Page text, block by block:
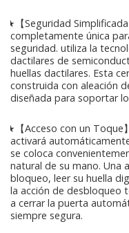
★【Seguridad
completamente única
seguridad. utiliza la
dactilares de
huellas dactilares. Esta
construida con aleación
diseñada para soportar
★【Acceso con un Toque
activará
se coloca
natural de su mano. Una
bloqueo, leer su huella
la acción de desbloqueo
a cerrar la puerta
siempre segura.